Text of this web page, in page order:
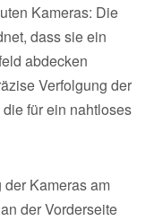
Kameras: Die
dass sie ein
abdecken
Verfolgung der
für ein nahtloses
Kameras am
der Vorderseite